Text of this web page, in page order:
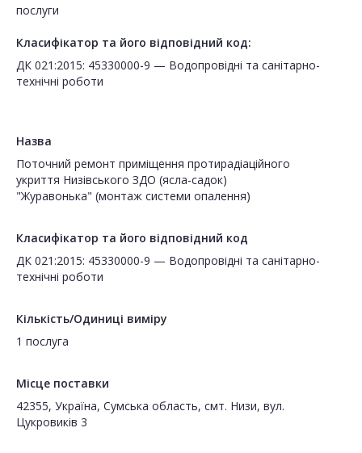
послуги
Класифікатор та його відповідний код:
ДК 021:2015: 45330000-9 — Водопровідні та санітарно-
технічні роботи
Назва
Поточний ремонт приміщення протирадіаційного
укриття Низівського ЗДО (ясла-садок)
"Журавонька" (монтаж системи опалення)
Класифікатор та його відповідний код
ДК 021:2015: 45330000-9 — Водопровідні та санітарно-
технічні роботи
Кількість/Одиниці виміру
1 послуга
Місце поставки
42355, Україна, Сумська область, смт. Низи, вул.
Цукровиків 3